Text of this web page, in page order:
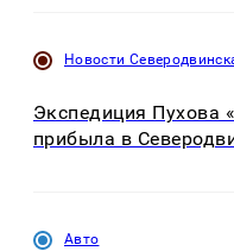
Новости
Экспедиция Пухова
прибыла в
Авто